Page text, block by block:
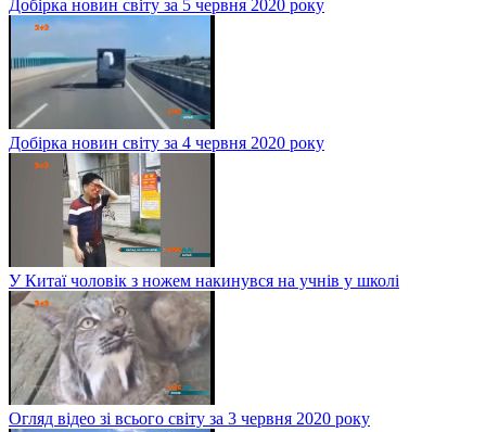
Добірка новин світу за 5 червня 2020 року
Добірка новин світу за 4 червня 2020 року
У Китаї чоловік з ножем накинувся на учнів у школі
Огляд відео зі всього світу за 3 червня 2020 року